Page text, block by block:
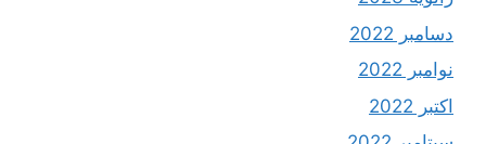
دسامبر 2022
نوامبر 2022
اکتبر 2022